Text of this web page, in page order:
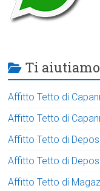
Ti aiutiamo
Affitto Tetto di
Affitto Tetto di
Affitto Tetto di
Affitto Tetto di
Affitto Tetto di